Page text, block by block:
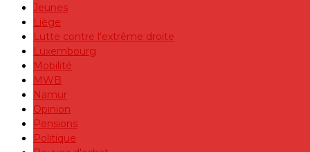
Jeunes
Liège
Lutte contre l'extrême droite
Luxembourg
Mobilité
MWB
Namur
Opinion
Pensions
Politique